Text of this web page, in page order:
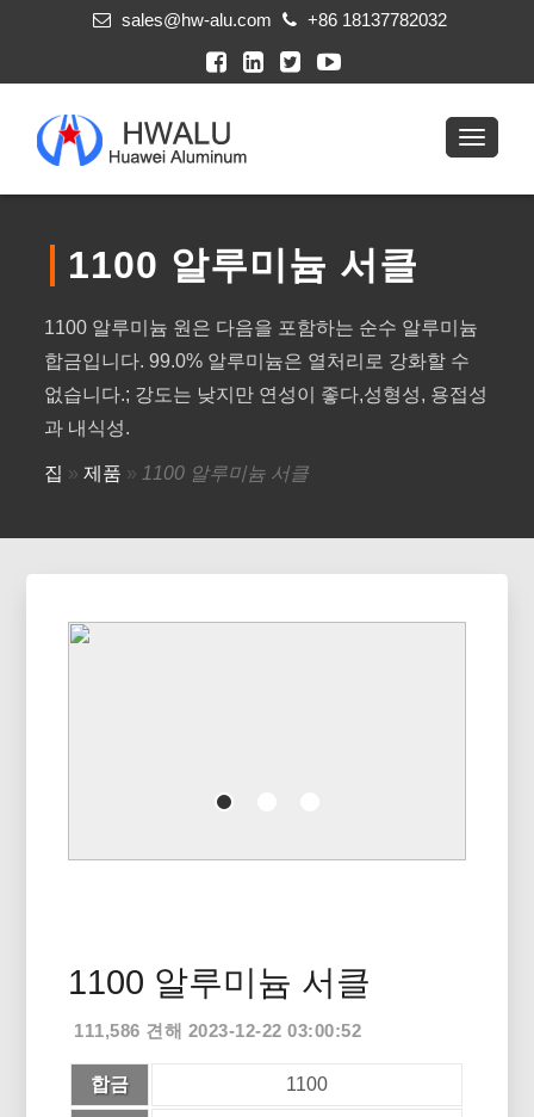
sales@hw-alu.com +86 18137782032
1100 알루미늄 서클
1100 알루미늄 원은 다음을 포함하는 순수 알루미늄
합금입니다. 99.0% 알루미늄은 열처리로 강화할 수
없습니다.; 강도는 낮지만 연성이 좋다,성형성, 용접성
과 내식성.
집 »제품 » 1100 알루미늄 서클
1100 알루미늄 서클
111,586 견해 2023-12-22 03:00:52
합금 1100